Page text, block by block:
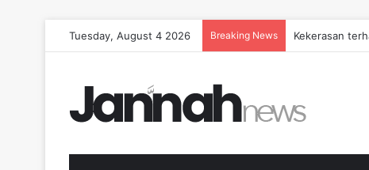
Tuesday, August 4 2026 Breaking News Kekerasan